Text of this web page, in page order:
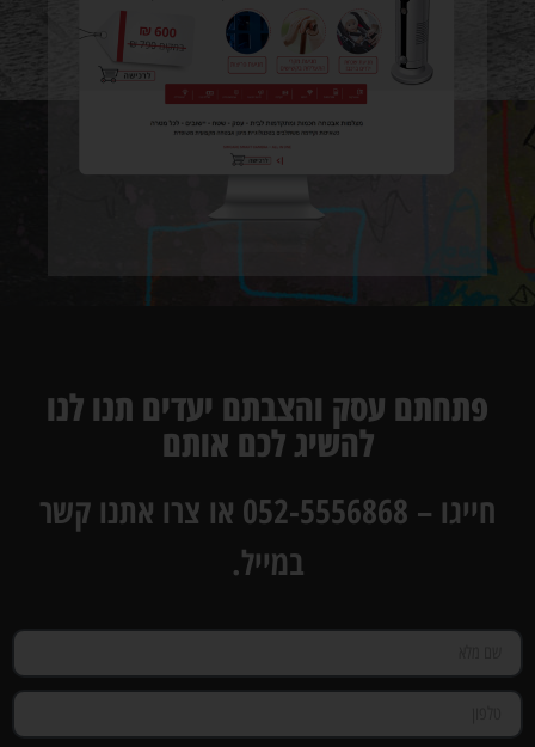
פתחתם עסק והצבתם יעדים תנו לנו
להשיג לכם אותם
חייגו – 052-5556868 או צרו אתנו קשר
במייל.